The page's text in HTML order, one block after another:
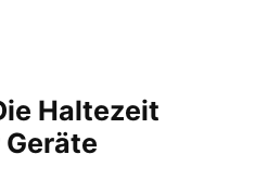
Haltezeit